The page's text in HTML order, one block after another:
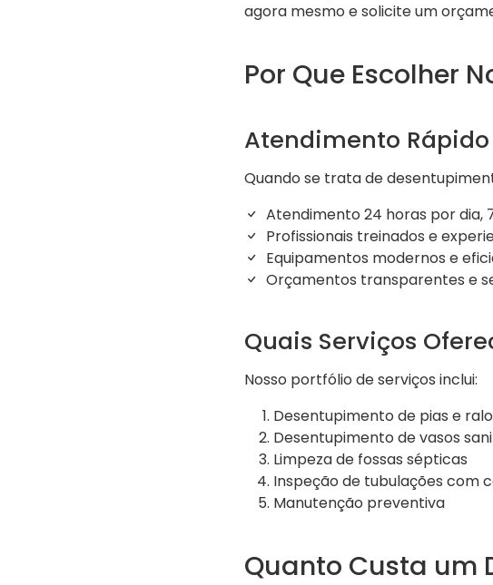
agora mesmo e solicite um
Por Que Escolher
Atendimento
Quando se trata de
Atendimento 24 horas por dia,
Profissionais treinados e
Equipamentos modernos e
Orçamentos transparentes e
Quais Serviços
Nosso portfólio de serviços inclui:
Desentupimento de pias e
Desentupimento de vasos
Limpeza de fossas sépticas
Inspeção de tubulações com
Manutenção preventiva
Quanto Custa um